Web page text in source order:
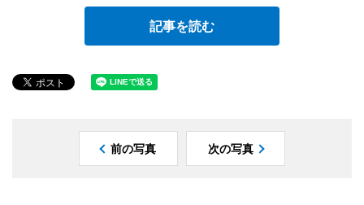
記事を読む
前の写真 次の写真